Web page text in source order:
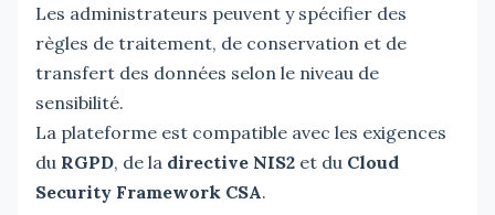
Les administrateurs peuvent y spécifier des
règles de traitement, de conservation et de
transfert des données selon le niveau de
sensibilité.
La plateforme est compatible avec les exigences
du RGPD, de la directive NIS2 et du Cloud
Security Framework CSA.